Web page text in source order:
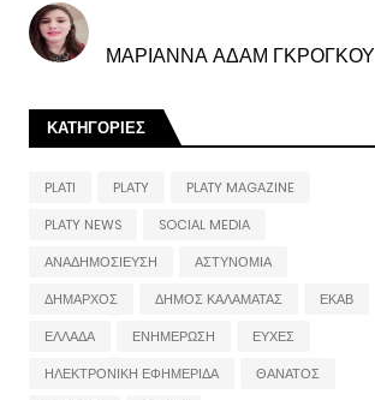
ΜΑΡΙΑΝΝΑ ΑΔΑΜ ΓΚΡΟΓΚΟΥ
ΚΑΤΗΓΟΡΙΕΣ
PLATI PLATY
PLATY MAGAZINE
PLATY NEWS
SOCIAL MEDIA
ΑΝΑΔΗΜΟΣΙΕΥΣΗ
ΑΣΤΥΝΟΜΙΑ
ΔΗΜΑΡΧΟΣ
ΔΗΜΟΣ ΚΑΛΑΜΑΤΑΣ
ΕΚΑΒ
ΕΛΛΑΔΑ
ΕΝΗΜΕΡΩΣΗ
ΕΥΧΕΣ
ΗΛΕΚΤΡΟΝΙΚΗ ΕΦΗΜΕΡΙΔΑ
ΘΑΝΑΤΟΣ